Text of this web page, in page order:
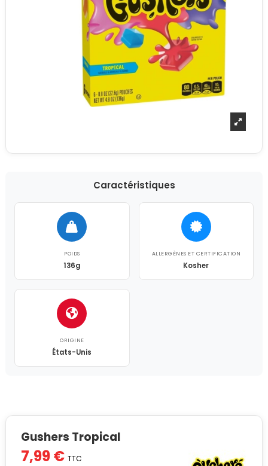
Caractéristiques
POIDS
136g
ALLERGÈNES ET CERTIFICATION
Kosher
ORIGINE
États-Unis
Gushers Tropical
7,99 € TTC